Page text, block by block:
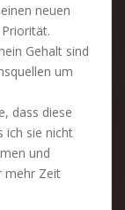
neuen
Gehalt sind
um
dass diese
ich sie nicht
und
mehr Zeit